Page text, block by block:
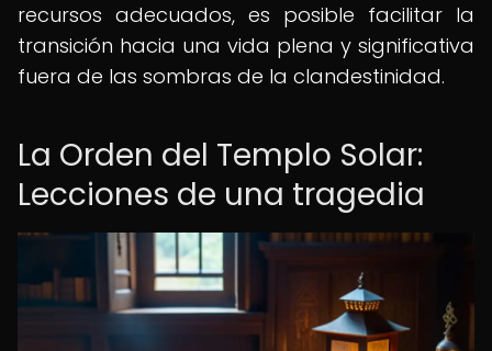
recursos adecuados, es posible facilitar la
transición hacia una vida plena y significativa
fuera de las sombras de la clandestinidad.
La Orden del Templo Solar:
Lecciones de una tragedia